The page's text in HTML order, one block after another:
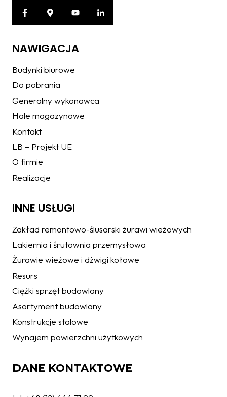
NAWIGACJA
Budynki biurowe
Do pobrania
Generalny wykonawca
Hale magazynowe
Kontakt
LB – Projekt UE
O firmie
Realizacje
INNE USŁUGI
Zakład remontowo-ślusarski żurawi wieżowych
Lakiernia i śrutownia przemysłowa
Żurawie wieżowe i dźwigi kołowe
Resurs
Ciężki sprzęt budowlany
Asortyment budowlany
Konstrukcje stalowe
Wynajem powierzchni użytkowych
DANE KONTAKTOWE